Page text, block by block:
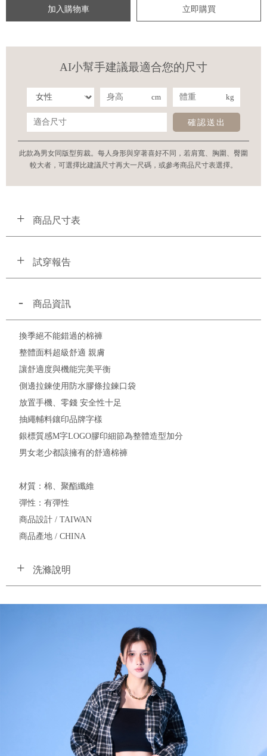
加入購物車 立即購買
AI小幫手建議最適合您的尺寸
cm kg
確認送出
此款為男女同版型剪裁。每人身形與穿著喜好不同，若肩寬、胸圍、臀圍
較大者，可選擇比建議尺寸再大一尺碼，或參考商品尺寸表選擇。
商品尺寸表
試穿報告
商品資訊
換季絕不能錯過的棉褲
整體面料超級舒適 親膚
讓舒適度與機能完美平衡
側邊拉鍊使用防水膠條拉鍊口袋
放置手機、零錢 安全性十足
抽繩輔料鑲印品牌字樣
銀標質感M字LOGO膠印細節為整體造型加分
男女老少都該擁有的舒適棉褲
材質：棉、聚酯纖維
彈性：有彈性
商品設計 / TAIWAN
商品產地 / CHINA
洗滌說明